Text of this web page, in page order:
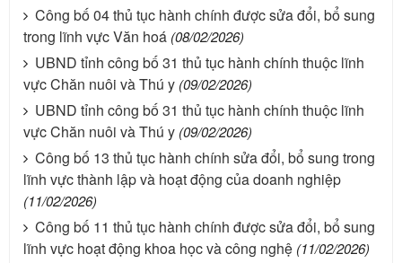
Công bố 04 thủ tục hành chính được sửa đổi, bổ sung
trong lĩnh vực Văn hoá (08/02/2026)
UBND tỉnh công bố 31 thủ tục hành chính thuộc lĩnh
vực Chăn nuôi và Thú y (09/02/2026)
UBND tỉnh công bố 31 thủ tục hành chính thuộc lĩnh
vực Chăn nuôi và Thú y (09/02/2026)
Công bố 13 thủ tục hành chính sửa đổi, bổ sung trong
lĩnh vực thành lập và hoạt động của doanh nghiệp
(11/02/2026)
Công bố 11 thủ tục hành chính được sửa đổi, bổ sung
lĩnh vực hoạt động khoa học và công nghệ (11/02/2026)